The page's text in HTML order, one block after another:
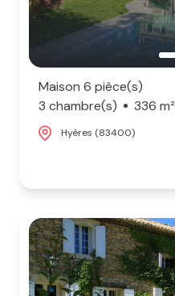
Maison 6 pièce(s)
3 chambre(s)
336 m²
Hyères (83400)